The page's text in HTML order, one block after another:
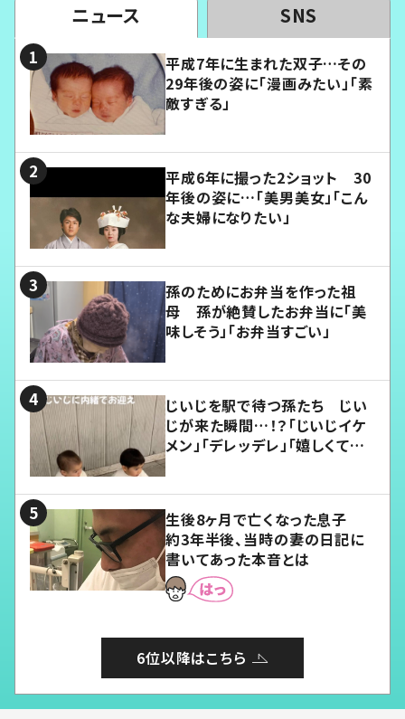
ニュース SNS
平成7年に生まれた双子…その
29年後の姿に「漫画みたい」「素
敵すぎる」
平成6年に撮った2ショット 30
年後の姿に…「美男美女」「こん
な夫婦になりたい」
孫のためにお弁当を作った祖
母 孫が絶賛したお弁当に「美
味しそう」「お弁当すごい」
じいじを駅で待つ孫たち じい
じが来た瞬間…！？「じいじイケ
メン」「デレッデレ」「嬉しくて可
生後8ヶ月で亡くなった息子
約3年半後、当時の妻の日記に
書いてあった本音とは
6位以降はこちら